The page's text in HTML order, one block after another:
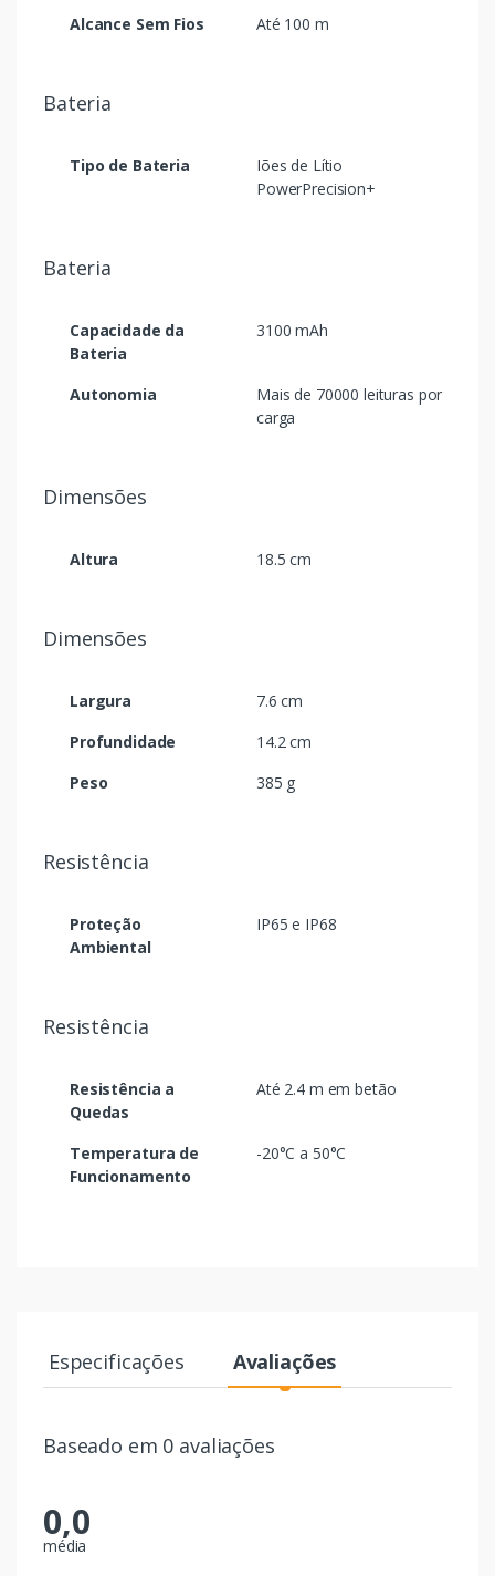
Alcance Sem Fios Até 100 m
Bateria
Tipo de Bateria
Iões de Lítio
PowerPrecision+
Bateria
Capacidade da
Bateria
3100 mAh
Autonomia
Mais de 70000 leituras por
carga
Dimensões
Altura 18.5 cm
Dimensões
Largura
7.6 cm
Profundidade
14.2 cm
Peso
385 g
Resistência
Proteção
Ambiental
IP65 e IP68
Resistência
Resistência a
Quedas
Até 2.4 m em betão
Temperatura de
Funcionamento
-20°C a 50°C
Especificações Avaliações
Baseado em 0 avaliações
0,0
média